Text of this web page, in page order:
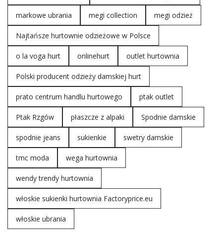
markowe ubrania megi collection megi odzież
Najtańsze hurtownie odzieżowe w Polsce
o la voga hurt onlinehurt outlet hurtownia
Polski producent odzieży damskiej hurt
prato centrum handlu hurtowego ptak outlet
Ptak Rzgów płaszcze z alpaki Spodnie damskie
spodnie jeans sukienkie swetry damskie
tmc moda wega hurtownia
wendy trendy hurtownia
włoskie sukienki hurtownia Factoryprice.eu
włoskie ubrania